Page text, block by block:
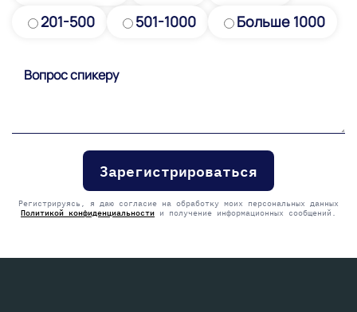
201-500
501-1000 Больше 1000
empty.
Регистрируясь, я даю согласие на обработку моих персональных данных
Политикой конфиденциальности и получение информационных сообщений.